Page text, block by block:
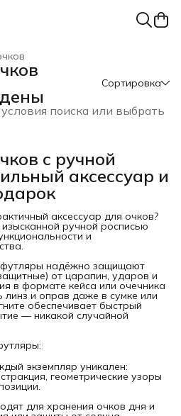
Сортировка
поиска или выбрать
с ручной
аксессуар и
аксессуар для очков?
ручной росписью
и
надёжно защищают
от царапин, ударов и
в формате кейса или очечника
линз и оправ даже в сумке или
обеспечивает быстрый
— никакой случайной
экземпляр уникален:
геометрические узоры
для хранения очков дня и